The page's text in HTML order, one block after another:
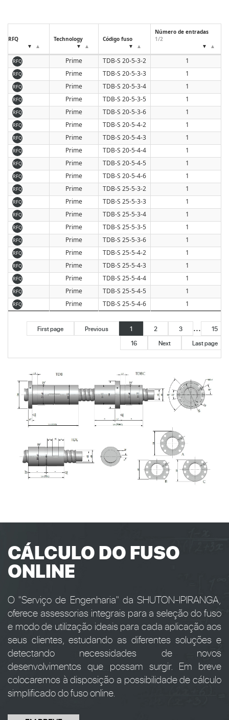
RFQ Technology Código fuso
Número de entradas
1/2
RFQ Prime TDB-S 20-5-3-2 1
RFQ Prime TDB-S 20-5-3-3 1
RFQ Prime TDB-S 20-5-3-4 1
RFQ Prime TDB-S 20-5-3-5 1
RFQ Prime TDB-S 20-5-3-6 1
RFQ Prime TDB-S 20-5-4-2 1
RFQ Prime TDB-S 20-5-4-3 1
RFQ Prime TDB-S 20-5-4-4 1
RFQ Prime TDB-S 20-5-4-5 1
RFQ Prime TDB-S 20-5-4-6 1
RFQ Prime TDB-S 25-5-3-2 1
RFQ Prime TDB-S 25-5-3-3 1
RFQ Prime TDB-S 25-5-3-4 1
RFQ Prime TDB-S 25-5-3-5 1
RFQ Prime TDB-S 25-5-3-6 1
RFQ Prime TDB-S 25-5-4-2 1
RFQ Prime TDB-S 25-5-4-3 1
RFQ Prime TDB-S 25-5-4-4 1
RFQ Prime TDB-S 25-5-4-5 1
RFQ Prime TDB-S 25-5-4-6 1
First page Previous 1 2 3 ...
15
16
Next Last page
CÁLCULO DO FUSO
ONLINE
O "Serviço de Engenharia" da SHUTON-IPIRANGA,
oferece assessorias integrais para a seleção do fuso
e modo de utilização ideais para cada aplicação aos
seus clientes, estudando as diferentes soluções e
detectando necessidades de novos
desenvolvimentos que possam surgir. Em breve
colocaremos à disposição a possibilidade de cálculo
simplificado do fuso online.